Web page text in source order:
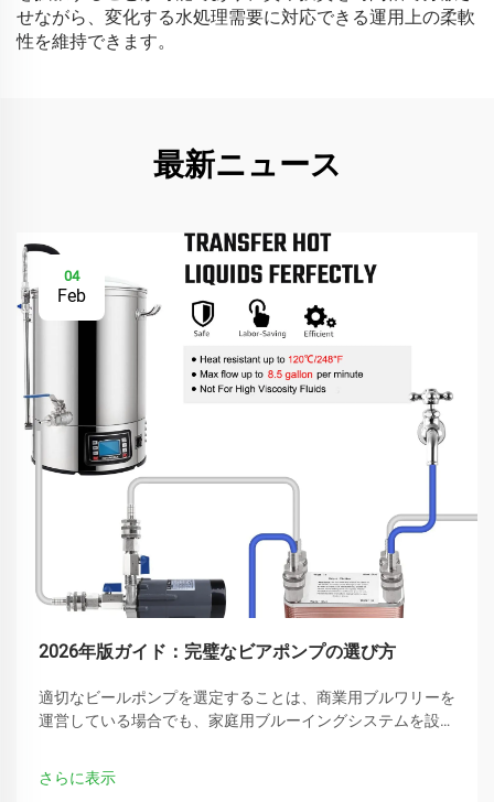
せながら、変化する水処理需要に対応できる運用上の柔軟
性を維持できます。
最新ニュース
04
Feb
2026年版ガイド：完璧なビアポンプの選び方
適切なビールポンプを選定することは、商業用ブルワリーを
運営している場合でも、家庭用ブルーイングシステムを設置
適切なビールポンプは、一定の流量を確保し、製品品質を維
持し、信頼性の高い...
さらに表示